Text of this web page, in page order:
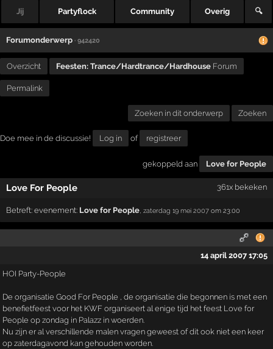
Jij Partyflock Community Overig 🔍
Forumonderwerp · 942420
Overzicht Feesten: Trance/Hardtrance/Hardhouse Forum
Permalink
Zoeken in dit onderwerp Zoeken
Doe mee in de discussie! Log in of registreer
gekoppeld aan Love for People
Love For People 361x bekeken
Betreft:evenement: Love for People ,zaterdag 19 mei 2007 om 23:00
14 april 2007 17:05
HOI Party-People
De organisatie Good For People , de organisatie die begonnen is met een
benefietfeest voor het KWF organiseert al enige tijd het feest Love for
People op zondag in Palazz in woerden.
Nu zijn er al verschillende malen vragen geweest of dit ook niet een keer
op zaterdagavond kan gehouden worden.